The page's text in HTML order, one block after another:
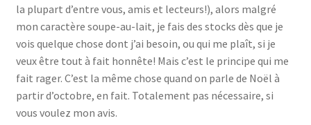
la plupart d’entre vous, amis et lecteurs!), alors malgré
mon caractère soupe-au-lait, je fais des stocks dès que je
vois quelque chose dont j’ai besoin, ou qui me plaît, si je
veux être tout à fait honnête! Mais c’est le principe qui me
fait rager. C’est la même chose quand on parle de Noël à
partir d’octobre, en fait. Totalement pas nécessaire, si
vous voulez mon avis.